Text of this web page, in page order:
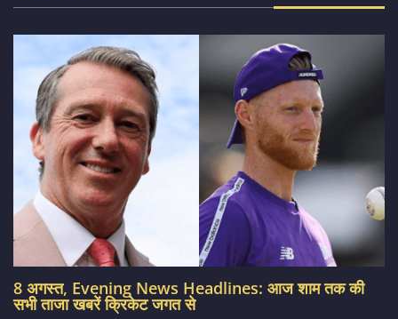
8 अगस्त, Evening News Headlines: आज शाम तक की
सभी ताजा खबरें क्रिकेट जगत से